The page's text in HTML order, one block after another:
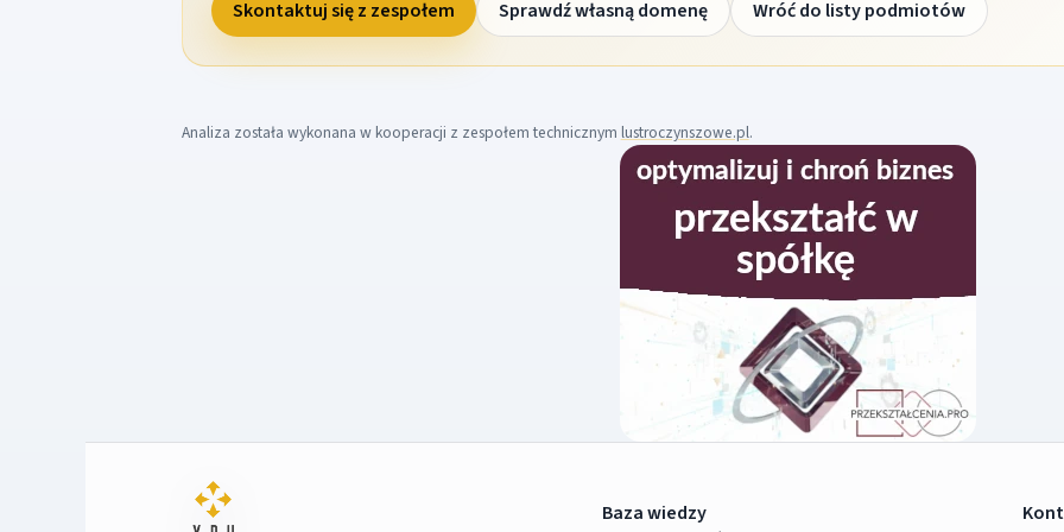
Skontaktuj się z zespołem Sprawdź własną domenę Wróć do listy podmiotów
Analiza została wykonana w kooperacji z zespołem technicznym lustroczynszowe.pl.
Baza wiedzy